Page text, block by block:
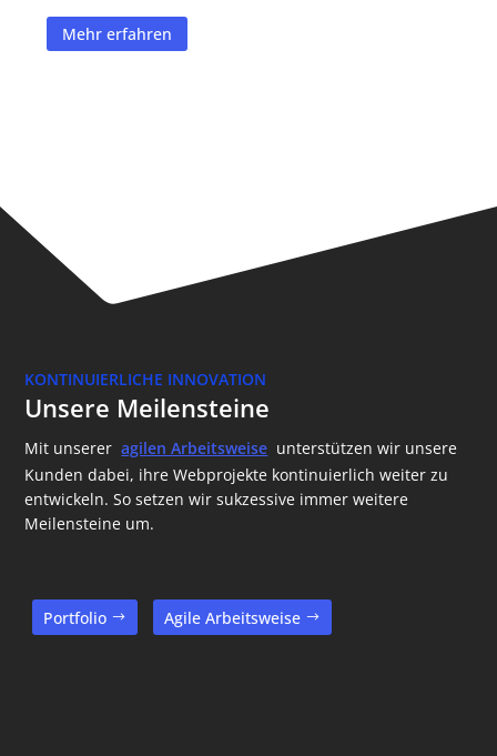
Mehr erfahren
KONTINUIERLICHE INNOVATION
Unsere Meilensteine
Mit unserer agilen Arbeitsweise unterstützen wir unsere
Kunden dabei, ihre Webprojekte kontinuierlich weiter zu
entwickeln. So setzen wir sukzessive immer weitere
Meilensteine um.
Portfolio Agile Arbeitsweise